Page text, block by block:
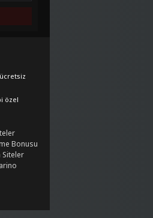
özel
Bonusu
Siteler